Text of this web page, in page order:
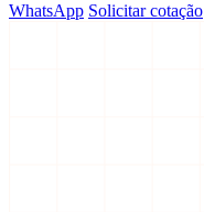
WhatsApp Solicitar cotação